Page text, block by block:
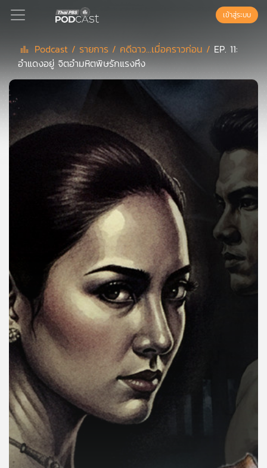
Podcast
เพล
ลิ
สต์
คุณ
เพลง
บทความ
ข่าว
และ
กิจกรรม
เข้าสู่ระบบ
Podcast / รายการ / คดีฉาว...เมื่อคราวก่อน / EP. 11:
อำแดงอยู่ จิตอำมหิตพิษรักแรงหึง